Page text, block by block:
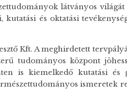
látványos világát
és oktatási
Kft. A meghirdetett
tudományos központ
is kiemelkedő kutatási és
ismeretek